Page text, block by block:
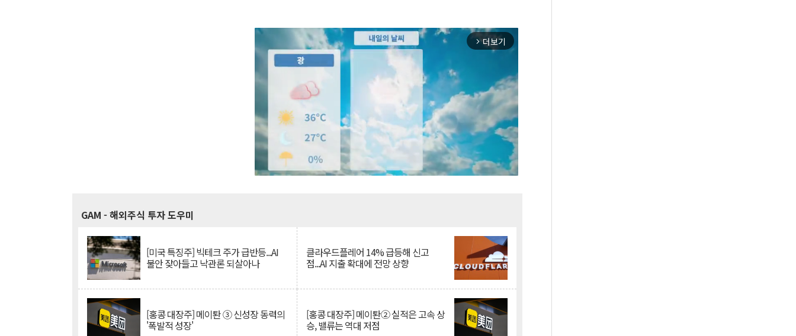
arrow_forward_ios 더보기
GAM - 해외주식 투자 도우미
[미국 특징주] 빅테크 주가 급반등...AI
불안 잦아들고 낙관론 되살아나
클라우드플레어 14% 급등해 신고
점...AI 지출 확대에 전망 상향
[홍콩 대장주] 메이퇀 ③ 신성장 동력의
'폭발적 성장'
[홍콩 대장주] 메이퇀② 실적은 고속 상
승, 밸류는 역대 저점